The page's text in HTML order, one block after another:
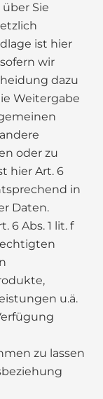
Sie
ist hier
sofern wir
dazu
Weitergabe
oder zu
hier Art. 6
in
Daten.
6 Abs. 1 lit. f
u.ä.
zu lassen